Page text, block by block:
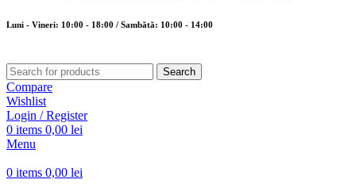
Luni - Vineri: 10:00 - 18:00 / Sambătă: 10:00 - 14:00
Search
Compare
Wishlist
Login / Register
0 items 0,00 lei
Menu
0 items 0,00 lei